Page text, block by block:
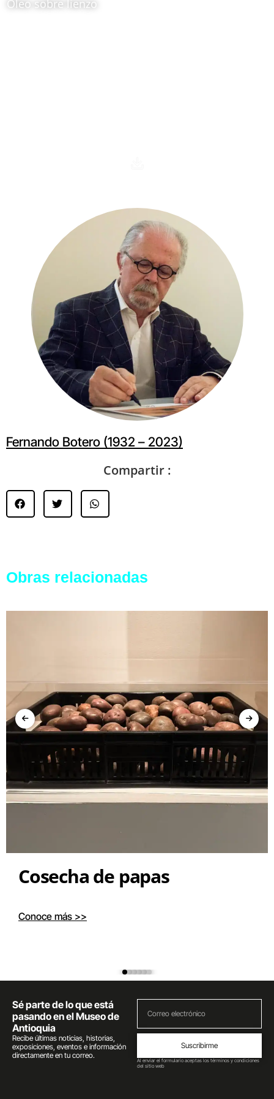
Óleo sobre lienzo
Fernando Botero (1932 – 2023)
Compartir :
Obras relacionadas
Cosecha de papas
Conoce más >>
Sé parte de lo que está
pasando en el Museo de
Antioquia
Recibe últimas noticias, historias,
exposiciones, eventos e información
directamente en tu correo.
Suscribirme
Al enviar el formulario aceptas los términos y condiciones
del sitio web